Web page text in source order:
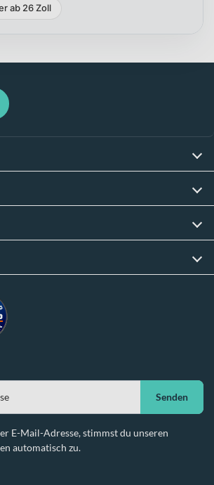
ab 26 Zoll
Senden
E-Mail-Adresse, stimmst du unseren
automatisch zu.